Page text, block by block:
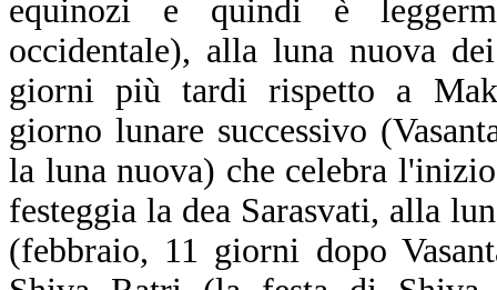
equinozi e quindi è
occidentale), alla luna nuova
giorni più tardi rispetto a
giorno lunare successivo
la luna nuova) che celebra
festeggia la dea Sarasvati, alla
(febbraio, 11 giorni dopo